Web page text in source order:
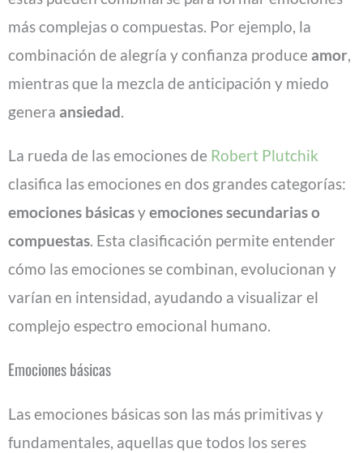
más complejas o compuestas. Por ejemplo, la
combinación de alegría y confianza produce amor,
mientras que la mezcla de anticipación y miedo
genera ansiedad.
La rueda de las emociones de Robert Plutchik
clasifica las emociones en dos grandes categorías:
emociones básicasyemociones secundarias o
compuestas. Esta clasificación permite entender
cómo las emociones se combinan, evolucionan y
varían en intensidad, ayudando a visualizar el
complejo espectro emocional humano.
Emociones básicas
Las emociones básicas son las más primitivas y
fundamentales, aquellas que todos los seres